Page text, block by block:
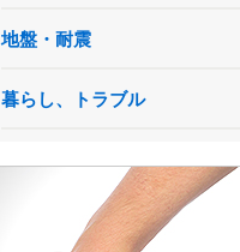
地盤・耐震
暮らし、トラブル